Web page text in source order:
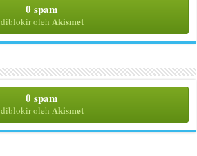
0 spam
diblokir oleh Akismet
0 spam
diblokir oleh Akismet